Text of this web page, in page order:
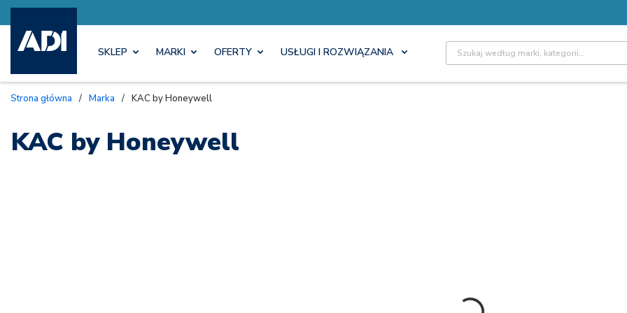
SKLEP MARKI OFERTY USŁUGI I ROZWIĄZANIA Site Search
Strona główna / Marka / KAC by Honeywell
KAC by Honeywell